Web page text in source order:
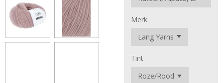
Merk
Tint